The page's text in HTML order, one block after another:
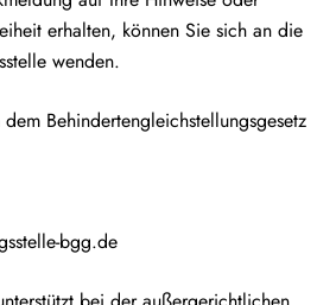
erhalten, können Sie sich an die
wenden.
Behindertengleichstellungsgesetz
bgg.de